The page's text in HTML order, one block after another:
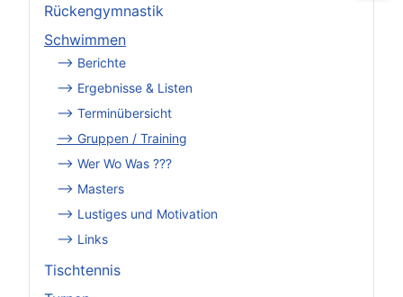
Rückengymnastik
Schwimmen
--> Berichte
--> Ergebnisse & Listen
--> Terminübersicht
--> Gruppen / Training
--> Wer Wo Was ???
--> Masters
--> Lustiges und Motivation
--> Links
Tischtennis